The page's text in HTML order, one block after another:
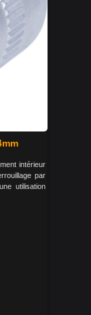
intérieur
par
utilisation